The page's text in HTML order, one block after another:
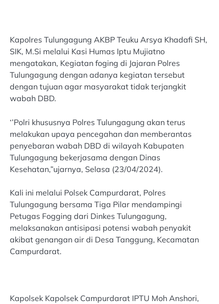
Kapolres Tulungagung AKBP Teuku Arsya Khadafi SH,
SIK, M.Si melalui Kasi Humas Iptu Mujiatno
mengatakan, Kegiatan foging di Jajaran Polres
Tulungagung dengan adanya kegiatan tersebut
dengan tujuan agar masyarakat tidak terjangkit
wabah DBD.
‘’Polri khususnya Polres Tulungagung akan terus
melakukan upaya pencegahan dan memberantas
penyebaran wabah DBD di wilayah Kabupaten
Tulungagung bekerjasama dengan Dinas
Kesehatan,”ujarnya, Selasa (23/04/2024).
Kali ini melalui Polsek Campurdarat, Polres
Tulungagung bersama Tiga Pilar mendampingi
Petugas Fogging dari Dinkes Tulungagung,
melaksanakan antisipasi potensi wabah penyakit
akibat genangan air di Desa Tanggung, Kecamatan
Campurdarat.
Kapolsek Kapolsek Campurdarat IPTU Moh Anshori,